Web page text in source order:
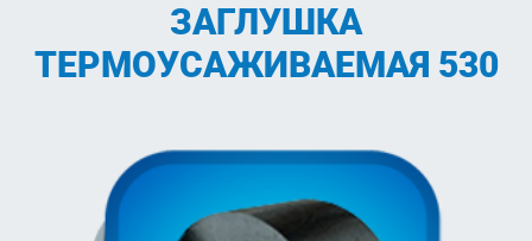
ЗАГЛУШКА
ТЕРМОУСАЖИВАЕМАЯ 530